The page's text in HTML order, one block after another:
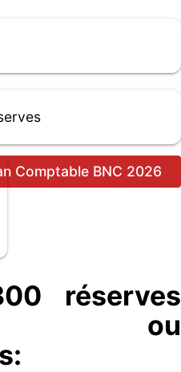
Comptable BNC 2026
réserves
ou